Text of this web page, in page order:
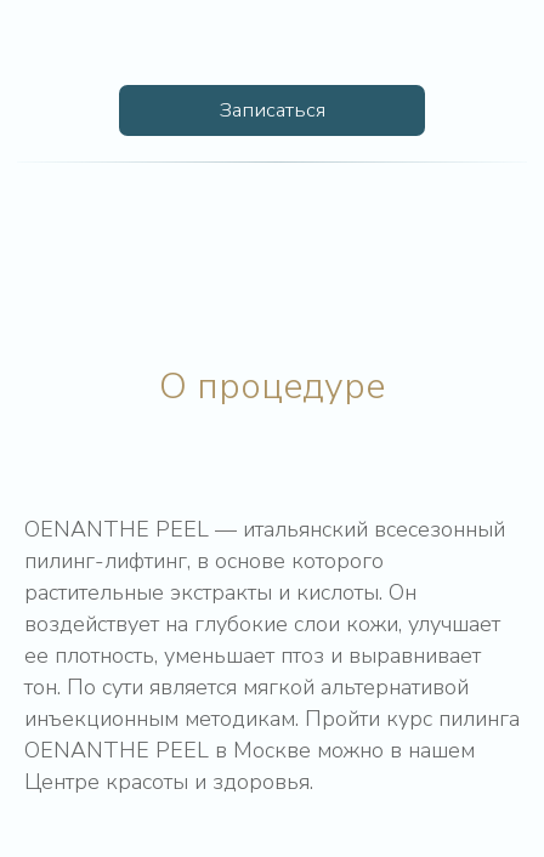
О процедуре
OENANTHE PEEL — итальянский всесезонный
пилинг-лифтинг, в основе которого
растительные экстракты и кислоты. Он
воздействует на глубокие слои кожи, улучшает
ее плотность, уменьшает птоз и выравнивает
тон. По сути является мягкой альтернативой
инъекционным методикам. Пройти курс пилинга
OENANTHE PEEL в Москве можно в нашем
Центре красоты и здоровья.